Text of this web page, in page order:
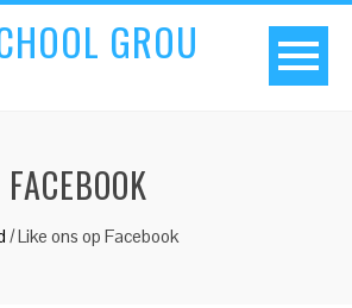
GROU
/Like ons op Facebook